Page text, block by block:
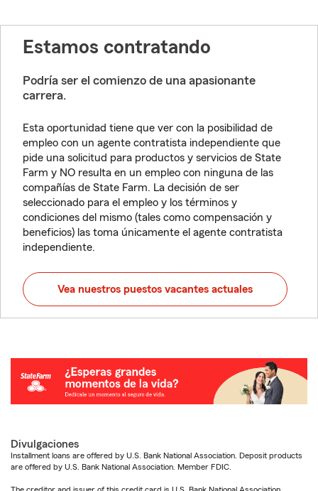
Estamos contratando
Podría ser el comienzo de una apasionante
carrera.
Esta oportunidad tiene que ver con la posibilidad de
empleo con un agente contratista independiente que
pide una solicitud para productos y servicios de State
Farm y NO resulta en un empleo con ninguna de las
compañías de State Farm. La decisión de ser
seleccionado para el empleo y los términos y
condiciones del mismo (tales como compensación y
beneficios) las toma únicamente el agente contratista
independiente.
Vea nuestros puestos vacantes actuales
Divulgaciones
Installment loans are offered by U.S. Bank National Association. Deposit products
are offered by U.S. Bank National Association. Member FDIC.